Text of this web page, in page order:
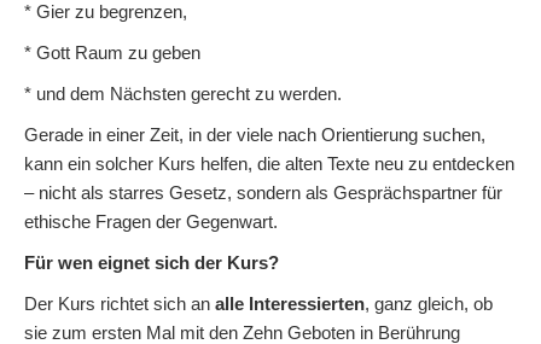
* Gier zu begrenzen,
* Gott Raum zu geben
* und dem Nächsten gerecht zu werden.
Gerade in einer Zeit, in der viele nach Orientierung suchen,
kann ein solcher Kurs helfen, die alten Texte neu zu entdecken
– nicht als starres Gesetz, sondern als Gesprächspartner für
ethische Fragen der Gegenwart.
Für wen eignet sich der Kurs?
Der Kurs richtet sich an alle Interessierten, ganz gleich, ob
sie zum ersten Mal mit den Zehn Geboten in Berührung